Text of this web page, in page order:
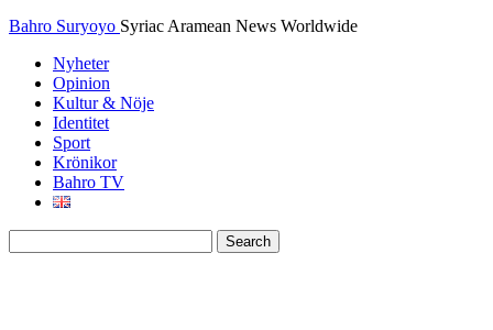
Bahro Suryoyo Syriac Aramean News Worldwide
Nyheter
Opinion
Kultur & Nöje
Identitet
Sport
Krönikor
Bahro TV